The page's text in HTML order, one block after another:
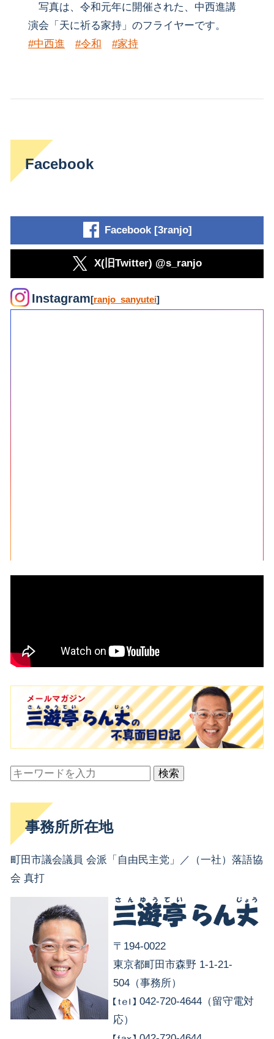
写真は、令和元年に開催された、中西進講
演会「天に祈る家持」のフライヤーです。
#中西進
#令和 #家持
Facebook
Facebook [3ranjo]
X(旧Twitter) @s_ranjo
Instagram[ranjo_sanyutei]
検索
事務所所在地
町田市議会議員 会派「自由民主党」／（一社）落語協
会 真打
〒194-0022
東京都町田市森野 1-1-21-
504（事務所）
042-720-4644（留守電対
応）